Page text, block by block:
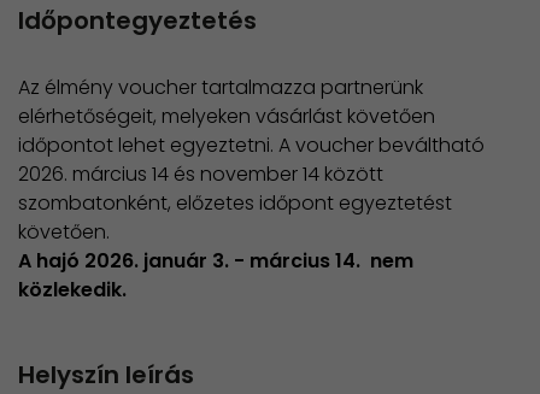
Időpontegyeztetés
Az élmény voucher tartalmazza partnerünk
elérhetőségeit, melyeken vásárlást követően
időpontot lehet egyeztetni. A voucher beváltható
2026. március 14 és november 14 között
szombatonként, előzetes időpont egyeztetést
követően.
A hajó 2026. január 3. - március 14. nem
közlekedik.
Helyszín leírás